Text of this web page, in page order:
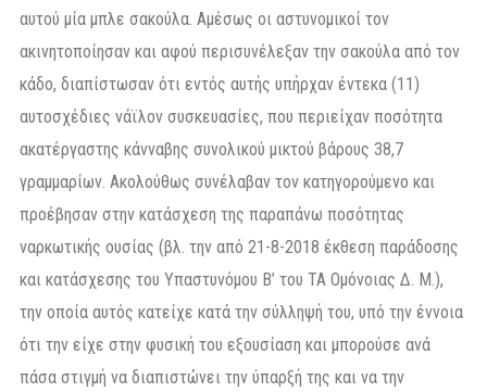
αυτού μία μπλε σακούλα. Αμέσως οι αστυνομικοί τον
ακινητοποίησαν και αφού περισυνέλεξαν την σακούλα από τον
κάδο, διαπίστωσαν ότι εντός αυτής υπήρχαν έντεκα (11)
αυτοσχέδιες νάϊλον συσκευασίες, που περιείχαν ποσότητα
ακατέργαστης κάνναβης συνολικού μικτού βάρους 38,7
γραμμαρίων. Ακολούθως συνέλαβαν τον κατηγορούμενο και
προέβησαν στην κατάσχεση της παραπάνω ποσότητας
ναρκωτικής ουσίας (βλ. την από 21-8-2018 έκθεση παράδοσης
και κατάσχεσης του Υπαστυνόμου Β’ του ΤΑ Ομόνοιας Δ. Μ.),
την οποία αυτός κατείχε κατά την σύλληψή του, υπό την έννοια
ότι την είχε στην φυσική του εξουσίαση και μπορούσε ανά
πάσα στιγμή να διαπιστώνει την ύπαρξή της και να την